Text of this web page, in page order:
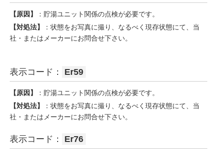
【原因】
：貯湯ユニット関係の点検が必要です。
【対処法】
：状態をお写真に撮り、なるべく現存状態にて、当
社・またはメーカーにお問合せ下さい。
表示コード： Er59
【原因】
：貯湯ユニット関係の点検が必要です。
【対処法】
：状態をお写真に撮り、なるべく現存状態にて、当
社・またはメーカーにお問合せ下さい。
表示コード： Er76